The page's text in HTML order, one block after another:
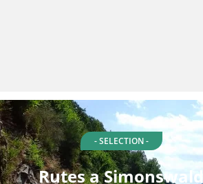
- SELECTION -
Rutes a Simonswald